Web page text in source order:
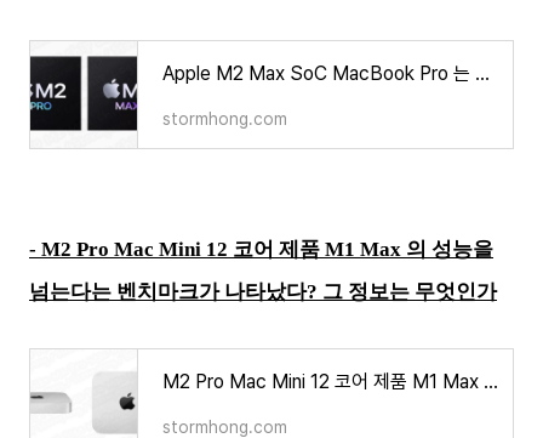
Apple M2 Max SoC MacBook Pro 는 Core i9 CPU MacBook Pro 제품과 비교에 대한 정보가 나타났다? 그 내용은 무엇
stormhong.com
- M2 Pro Mac Mini 12 코어 제품 M1 Max 의 성능을
넘는다는 벤치마크가 나타났다? 그 정보는 무엇인가
M2 Pro Mac Mini 12 코어 제품 M1 Max 의 성능을 넘는다는 벤치마크가 나타났다? 그 정보는 무엇인가
stormhong.com